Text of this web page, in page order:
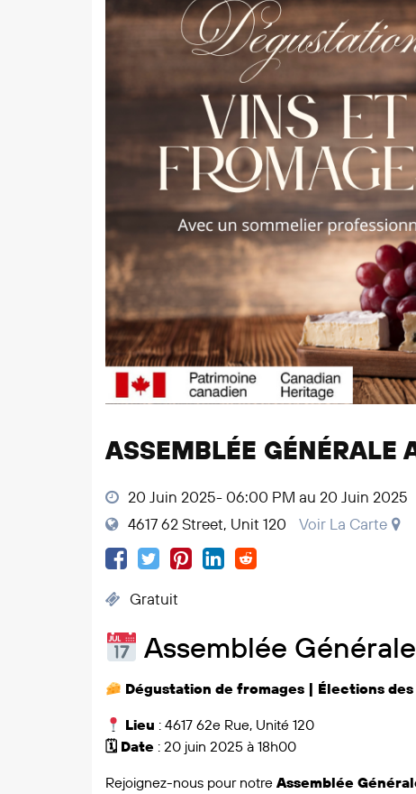
ASSEMBLÉE GÉNÉRALE
20 Juin 2025- 06:00 PM au 20 Juin 2025
4617 62 Street, Unit 120
Voir La Carte
Gratuit
Assemblée
Dégustation de fromages | Élections
Lieu : 4617 62e Rue, Unité 120
🗓 Date : 20 juin 2025 à 18h00
Rejoignez-nous pour notre Assemblée